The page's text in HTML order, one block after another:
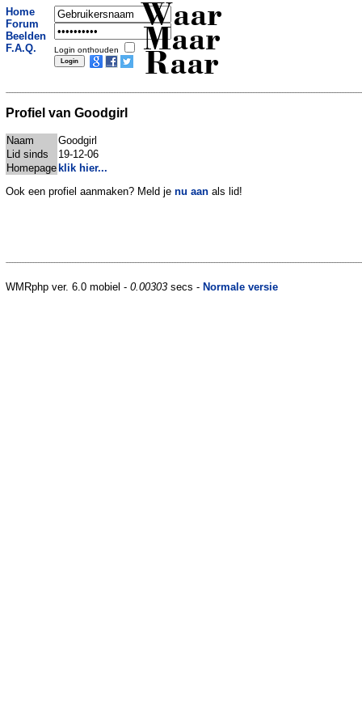
Home
Forum
Beelden
F.A.Q.
Login onthouden
Waar
Maar
Raar
Profiel van Goodgirl
Naam
Goodgirl
Lid sinds
19-12-06
Homepageklik hier...
Ook een profiel aanmaken? Meld je nu aan als lid!
WMRphp ver. 6.0 mobiel - 0.00303 secs - Normale versie